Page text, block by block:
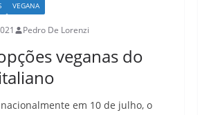
VEGANA
Pedro De Lorenzi
veganas do
em 10 de julho, o